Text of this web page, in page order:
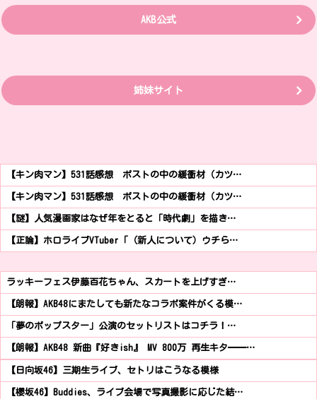
AKB公式
姉妹サイト
【キン肉マン】531話感想 ポストの中の緩衝材（カツ…
【キン肉マン】531話感想 ポストの中の緩衝材（カツ…
【謎】人気漫画家はなぜ年をとると「時代劇」を描き…
【正論】ホロライブVTuber「（新人について）ウチら…
ラッキーフェス伊藤百花ちゃん、スカートを上げすぎ…
【朗報】AKB48にまたしても新たなコラボ案件がくる模…
「夢のポップスター」公演のセットリストはコチラ！…
【朗報】AKB48 新曲『好きish』 MV 800万 再生キタ━━…
【日向坂46】三期生ライブ、セトリはこうなる模様
【櫻坂46】Buddies、ライブ会場で写真撮影に応じた結…